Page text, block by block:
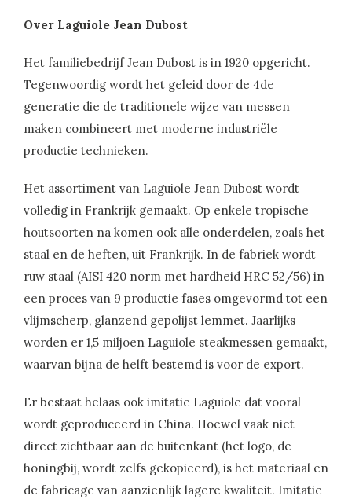
Over Laguiole Jean Dubost
Het familiebedrijf Jean Dubost is in 1920 opgericht.
Tegenwoordig wordt het geleid door de 4de
generatie die de traditionele wijze van messen
maken combineert met moderne industriële
productie technieken.
Het assortiment van Laguiole Jean Dubost wordt
volledig in Frankrijk gemaakt. Op enkele tropische
houtsoorten na komen ook alle onderdelen, zoals het
staal en de heften, uit Frankrijk. In de fabriek wordt
ruw staal (AISI 420 norm met hardheid HRC 52/56) in
een proces van 9 productie fases omgevormd tot een
vlijmscherp, glanzend gepolijst lemmet. Jaarlijks
worden er 1,5 miljoen Laguiole steakmessen gemaakt,
waarvan bijna de helft bestemd is voor de export.
Er bestaat helaas ook imitatie Laguiole dat vooral
wordt geproduceerd in China. Hoewel vaak niet
direct zichtbaar aan de buitenkant (het logo, de
honingbij, wordt zelfs gekopieerd), is het materiaal en
de fabricage van aanzienlijk lagere kwaliteit. Imitatie